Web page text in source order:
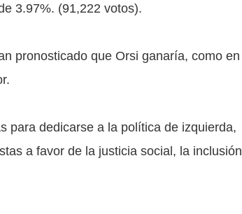
3.97%. (91,222 votos).
pronosticado que Orsi ganaría, como en
para dedicarse a la política de izquierda,
a favor de la justicia social, la inclusión